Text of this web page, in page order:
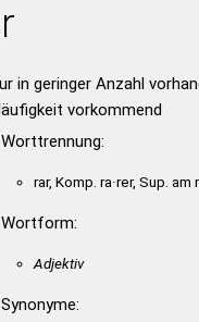
in geringer Anzahl
vorkommend
Worttrennung:
rar, Komp. ra·rer, Sup. am
Wortform:
Adjektiv
Synonyme: